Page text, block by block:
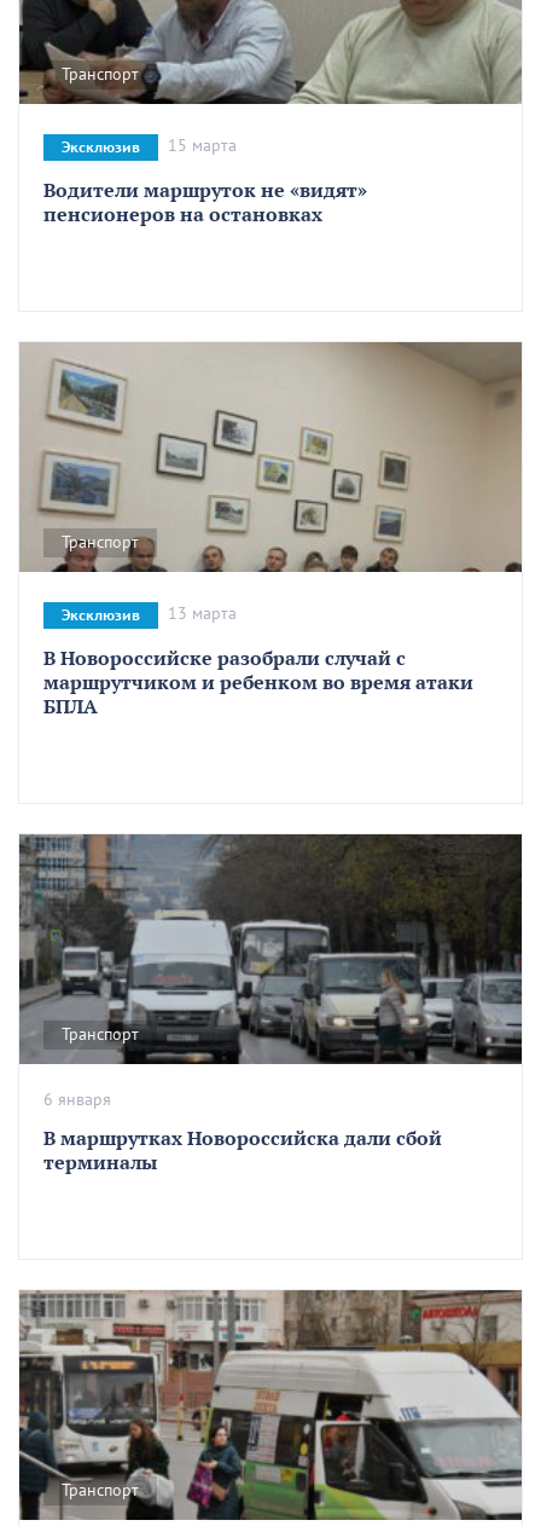
Транспорт
Водители маршруток не «видят»
пенсионеров на остановках
Эксклюзив 15 марта
Транспорт
В Новороссийске разобрали случай с
маршрутчиком и ребенком во время атаки
БПЛА
Эксклюзив 13 марта
Транспорт
В маршрутках Новороссийска дали сбой
терминалы
6 января
Транспорт